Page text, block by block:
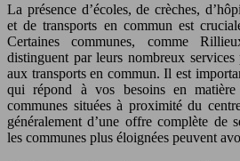
La présence d’écoles, de crèches,
et de transports en commun est
Certaines communes, comme
distinguent par leurs nombreux
aux transports en commun. Il est
qui répond à vos besoins en
communes situées à proximité du
généralement d’une offre complète de
les communes plus éloignées peuvent